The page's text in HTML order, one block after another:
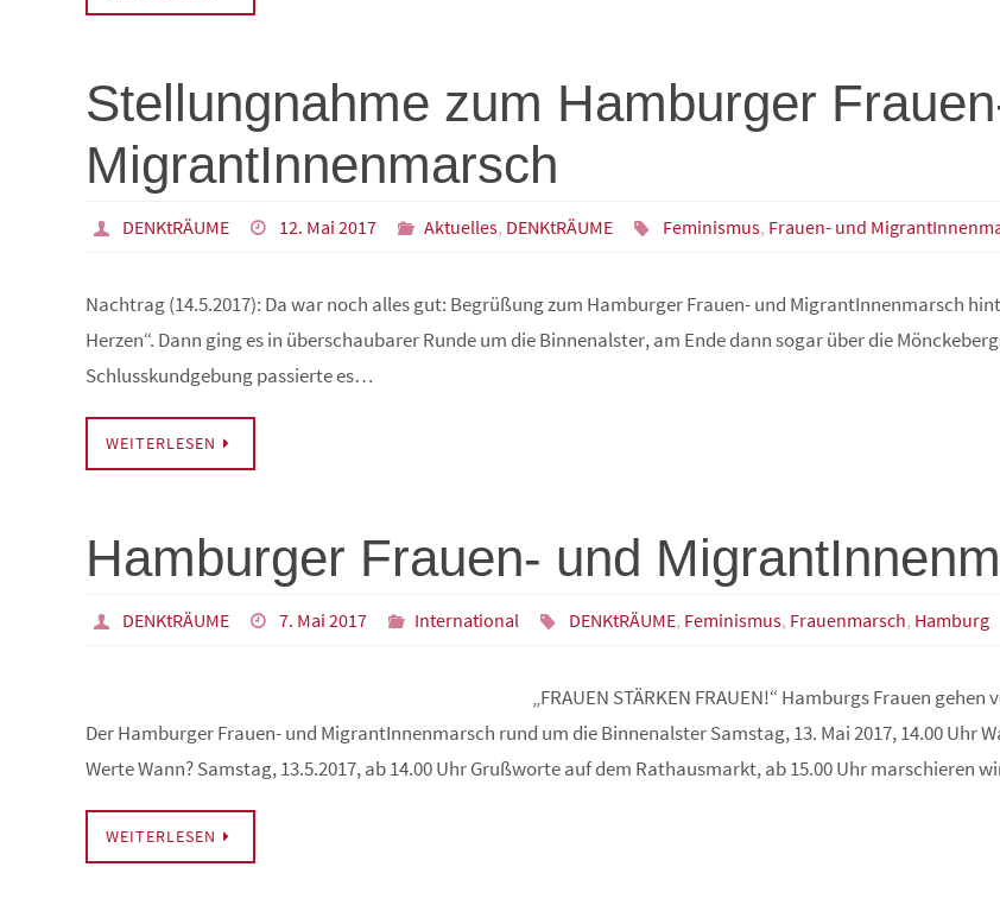
Stellungnahme zum Hamburger
MigrantInnenmarsch
DENKtRÄUME 12. Mai 2017 Aktuelles, DENKtRÄUME Feminismus, Frauen- und
Nachtrag (14.5.2017): Da war noch alles gut: Begrüßung zum Hamburger Frauen- und MigrantInnenmarsch
Herzen“. Dann ging es in überschaubarer Runde um die Binnenalster, am Ende dann sogar über die
Schlusskundgebung passierte es…
WEITERLESEN
Hamburger Frauen- und
DENKtRÄUME 7. Mai 2017 International DENKtRÄUME, Feminismus, Frauenmarsch, Hamburg
„FRAUEN STÄRKEN FRAUEN!“ Hamburgs Frauen
Der Hamburger Frauen- und MigrantInnenmarsch rund um die Binnenalster Samstag, 13. Mai 2017, 14.00 Uhr
Werte Wann? Samstag, 13.5.2017, ab 14.00 Uhr Grußworte auf dem Rathausmarkt, ab 15.00 Uhr marschieren
WEITERLESEN